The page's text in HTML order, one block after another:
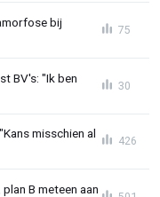
bij
75
BV's: "Ik ben
30
misschien al
426
B meteen aan